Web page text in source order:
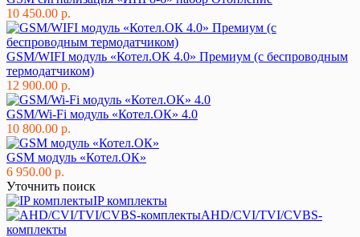
10 450.00 р.
GSM/WIFI модуль «Котел.ОК 4.0» Премиум (с беспроводным
термодатчиком)
12 900.00 р.
GSM/Wi-Fi модуль «Котел.ОК» 4.0
10 800.00 р.
GSM модуль «Котел.ОК»
6 950.00 р.
Уточнить поиск
IP комплекты
AHD/CVI/TVI/CVBS-
комплекты